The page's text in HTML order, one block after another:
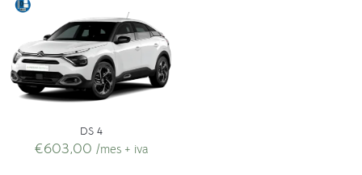
DS 4
€603,00 /mes + iva